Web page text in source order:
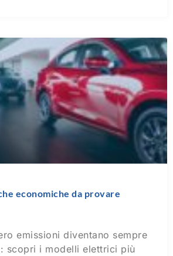
economiche da provare
emissioni diventano sempre
scopri i modelli elettrici più